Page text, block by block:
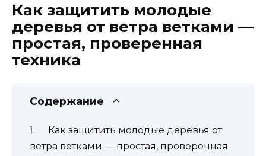
Как защитить молодые
деревья от ветра ветками —
простая, проверенная
техника
Содержание
Как защитить молодые деревья от
ветра ветками — простая, проверенная